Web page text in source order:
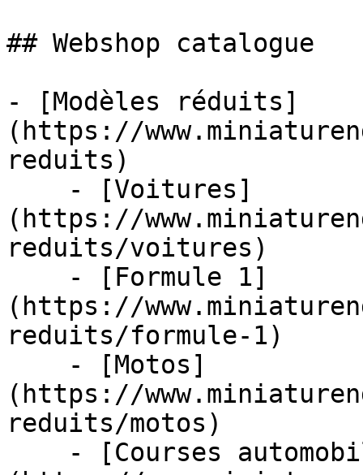
## Webshop catalogue
- [Modèles réduits]
(https://
reduits)
(https://
reduits/voitures)
(https://
reduits/formule-1)
(https://
reduits/motos)